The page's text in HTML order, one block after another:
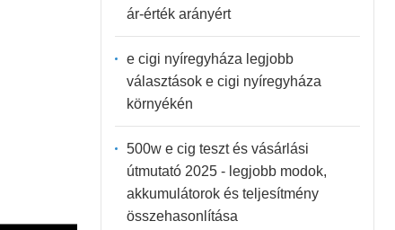
ár-érték arányért
e cigi nyíregyháza legjobb
választások e cigi nyíregyháza
környékén
500w e cig teszt és vásárlási
útmutató 2025 - legjobb modok,
akkumulátorok és teljesítmény
összehasonlítása